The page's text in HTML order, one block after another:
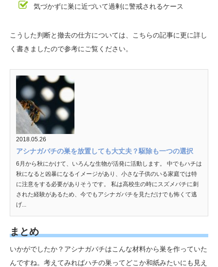
気づかずに巣に近づいて過剰に警戒されるケース
こうした判断と撤去の仕方については、こちらの記事に更に詳し
く書きましたので参考にご覧ください。
2018.05.26
アシナガバチの巣を放置しても大丈夫？駆除も一つの選択
6月から秋にかけて、いろんな生物が活発に活動します。 中でもハチは
秋になると凶暴になるイメージがあり、小さな子供のいる家庭では特
に注意をする必要がありそうです。 私は高校生の時にスズメバチに刺
された経験があるため、今でもアシナガバチを見ただけでも怖くて逃
げ...
まとめ
いかがでしたか？アシナガバチはこんな材料から巣を作っていた
んですね。考えてみればハチの巣ってどこか和紙みたいにも見え